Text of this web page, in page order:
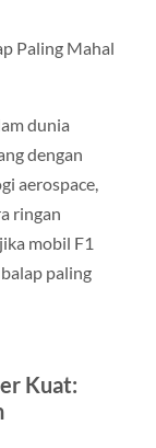
Paling Mahal
dunia
dengan
aerospace,
ringan
mobil F1
paling
Kuat: